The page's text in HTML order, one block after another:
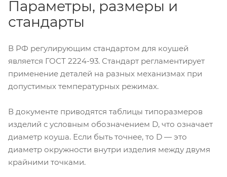
Параметры, размеры и
стандарты
В РФ регулирующим стандартом для коушей
является ГОСТ 2224-93. Стандарт регламентирует
применение деталей на разных механизмах при
допустимых температурных режимах.
В документе приводятся таблицы типоразмеров
изделий с условным обозначением D, что означает
диаметр коуша. Если быть точнее, то D — это
диаметр окружности внутри изделия между двумя
крайними точками.